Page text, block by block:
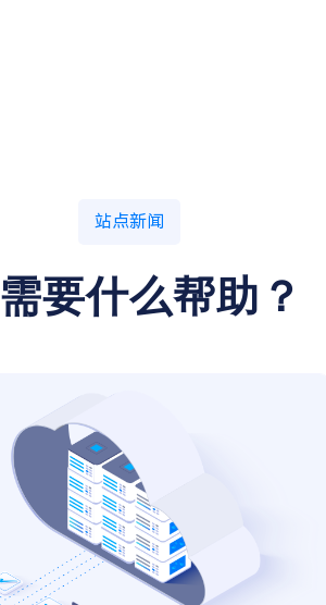
站点新闻
要什么帮助？